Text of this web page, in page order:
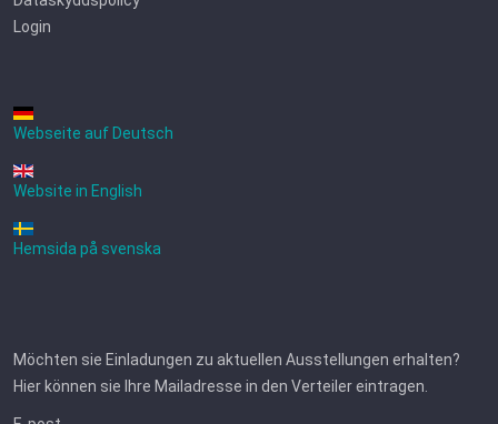
Login
Webseite auf Deutsch
Website in English
Hemsida på svenska
Möchten sie Einladungen zu aktuellen Ausstellungen erhalten?
Hier können sie Ihre Mailadresse in den Verteiler eintragen.